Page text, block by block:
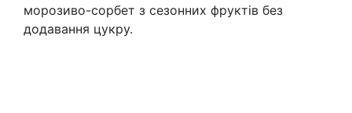
морозиво-сорбет з сезонних фруктів без
додавання цукру.